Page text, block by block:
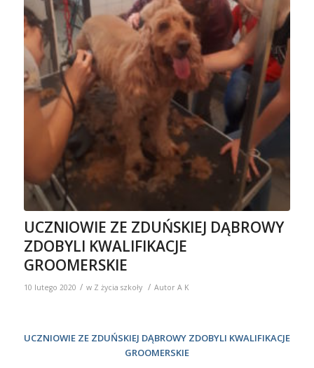
UCZNIOWIE ZE ZDUŃSKIEJ DĄBROWY
ZDOBYLI KWALIFIKACJE
GROOMERSKIE
10 lutego 2020 / w Z życia szkoły / Autor A K
UCZNIOWIE ZE ZDUŃSKIEJ DĄBROWY ZDOBYLI KWALIFIKACJE
GROOMERSKIE